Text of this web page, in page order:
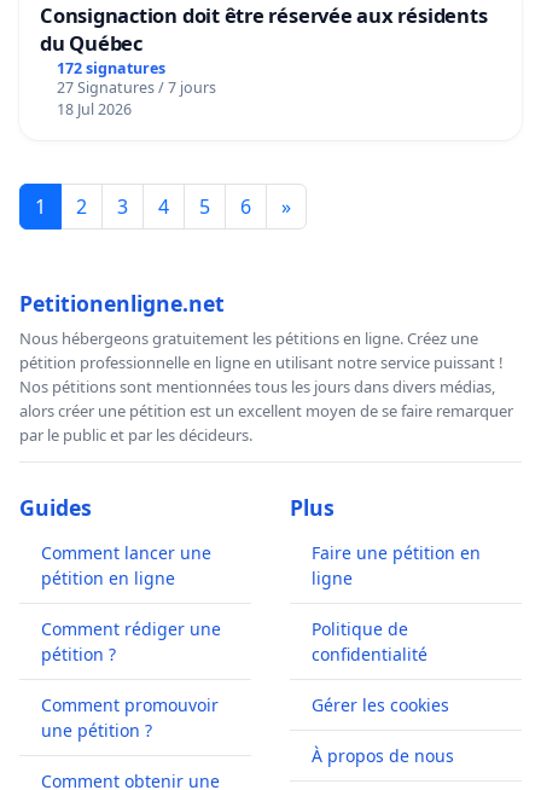
Consignaction doit être réservée aux résidents
du Québec
172 signatures
27 Signatures / 7 jours
18 Jul 2026
1 2 3 4 5 6 »
Petitionenligne.net
Nous hébergeons gratuitement les pétitions en ligne. Créez une
pétition professionnelle en ligne en utilisant notre service puissant !
Nos pétitions sont mentionnées tous les jours dans divers médias,
alors créer une pétition est un excellent moyen de se faire remarquer
par le public et par les décideurs.
Guides
Comment lancer une
pétition en ligne
Comment rédiger une
pétition ?
Comment promouvoir
une pétition ?
Comment obtenir une
Plus
Faire une pétition en
ligne
Politique de
confidentialité
Gérer les cookies
À propos de nous